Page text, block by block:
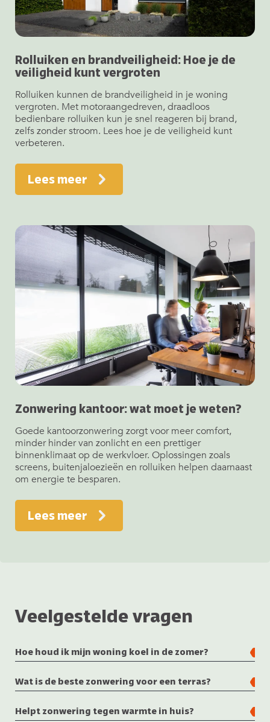
Rolluiken en brandveiligheid: Hoe je de
veiligheid kunt vergroten
Rolluiken kunnen de brandveiligheid in je woning
vergroten. Met motoraangedreven, draadloos
bedienbare rolluiken kun je snel reageren bij brand,
zelfs zonder stroom. Lees hoe je de veiligheid kunt
verbeteren.
Lees meer
Zonwering kantoor: wat moet je weten?
Goede kantoorzonwering zorgt voor meer comfort,
minder hinder van zonlicht en een prettiger
binnenklimaat op de werkvloer. Oplossingen zoals
screens, buitenjaloezieën en rolluiken helpen daarnaast
om energie te besparen.
Lees meer
Veelgestelde vragen
Hoe houd ik mijn woning koel in de zomer?
Wat is de beste zonwering voor een terras?
Helpt zonwering tegen warmte in huis?